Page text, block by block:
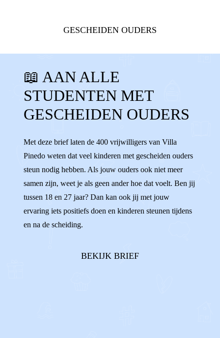
GESCHEIDEN OUDERS
STUDENT VRIJWILLIGER
VRIJWILLIGERSWERK
STEUNEN ANDEREN HELPEN
📖 AAN ALLE
STUDENTEN MET
GESCHEIDEN OUDERS
Met deze brief laten de 400 vrijwilligers van Villa
Pinedo weten dat veel kinderen met gescheiden ouders
steun nodig hebben. Als jouw ouders ook niet meer
samen zijn, weet je als geen ander hoe dat voelt. Ben jij
tussen 18 en 27 jaar? Dan kan ook jij met jouw
ervaring iets positiefs doen en kinderen steunen tijdens
en na de scheiding.
BEKIJK BRIEF